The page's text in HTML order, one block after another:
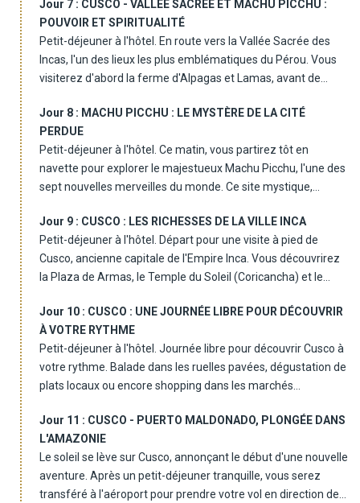
L'après-midi, après une balade à travers l'île, retour en
bateau vers Puno (3h environ). Transfert à votre hôtel. Dîner
libre et nuit à l'hôtel.
entre Cusco et Puno, où vous pourrez observer des
panoramas spectaculaires. Continuation de la route et
déjeuner dans un restaurant local. Vous visiterez également
Raqchi, le temple de Wiracocha, un site archéologique
incontournable des Andes. Puis, direction Andahuaylillas,
l'Amérique", pour son décor somptueux à base de fresques
et de feuilles d'or. Arrivée à Cusco en fin de journée. Dîner
libre et nuit à l'hôtel. À la place, vous aurez la possibilité, en
supplément, d'opter pour le train de luxe "The Titicaca Train",
qui remplacera le trajet et les visites prévues en bus.
Jour 7 : CUSCO - VALLÉE SACRÉE ET MACHU PICCHU :
POUVOIR ET SPIRITUALITÉ
Petit-déjeuner à l'hôtel. En route vers la Vallée Sacrée des
Incas, l'un des lieux les plus emblématiques du Pérou. Vous
visiterez d'abord la ferme d'Alpagas et Lamas, avant de
local où vous pourrez goûter aux saveurs traditionnelles.
Vous découvrirez ensuite Maras et ses célèbres salines, puis
les terrasses de Moray, un site inca qui servait de laboratoire
agricole. Après un déjeuner libre, vous prendrez le train en
direction de Machu Picchu, au cœur des montagnes. Arrivée
l'hôtel.
Jour 8 : MACHU PICCHU : LE MYSTÈRE DE LA CITÉ
PERDUE
Petit-déjeuner à l'hôtel. Ce matin, vous partirez tôt en
navette pour explorer le majestueux Machu Picchu, l'une des
sept nouvelles merveilles du monde. Ce site mystique,
témoin vivant de la grandeur de la civilisation inca. Après la
visite, vous redescendrez en navette vers Aguas Calientes.
Déjeuner libre. L'après-midi, vous prendrez le train pour
Ollantaytambo, puis un transfert vous conduira à Cusco.
Jour 9 : CUSCO : LES RICHESSES DE LA VILLE INCA
Petit-déjeuner à l'hôtel. Départ pour une visite à pied de
Cusco, ancienne capitale de l'Empire Inca. Vous découvrirez
la Plaza de Armas, le Temple du Soleil (Coricancha) et le
d'artisans. Ces lieux sont empreints d'histoire et offrent une
atmosphère unique. Déjeuner libre. L'après-midi, profitez
d'un moment libre pour flâner dans les rues de Cusco,
imprégnez-vous de l'ambiance de cette ville vibrante. Dîner
libre et nuit à l'hôtel. Si vous le souhaitez, vous pouvez
(Tambomachay, Puca Pucara, Oengo et Sacsayhuaman), en
supplément.
Jour 10 : CUSCO : UNE JOURNÉE LIBRE POUR DÉCOUVRIR
À VOTRE RYTHME
Petit-déjeuner à l'hôtel. Journée libre pour découvrir Cusco à
votre rythme. Balade dans les ruelles pavées, dégustation de
plats locaux ou encore shopping dans les marchés
grandioses, nous vous proposons une excursion optionnelle
à la montagne arc-en-ciel de Palcoyo, un voyage au cœur de
la nature colorée des Andes. Déjeuner inclus en cours de
route. Retour à Cusco en fin d'après-midi. Nuit à l'hôtel.
Jour 11 : CUSCO - PUERTO MALDONADO, PLONGÉE DANS
L'AMAZONIE
Le soleil se lève sur Cusco, annonçant le début d'une nouvelle
aventure. Après un petit-déjeuner tranquille, vous serez
transféré à l'aéroport pour prendre votre vol en direction de